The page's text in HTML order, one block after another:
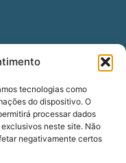
tecnologias como
do dispositivo. O
processar dados
neste site. Não
negativamente certos
(Whatsapp)
Carlos
- AL - CEP: